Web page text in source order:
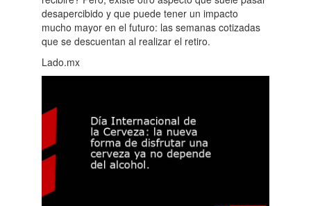
desapercibido y que puede tener un impacto
mucho mayor en el futuro: las semanas cotizadas
que se descuentan al realizar el retiro.
Lado.mx